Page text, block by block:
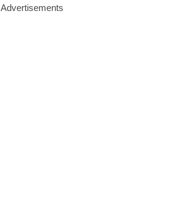
Advertisements